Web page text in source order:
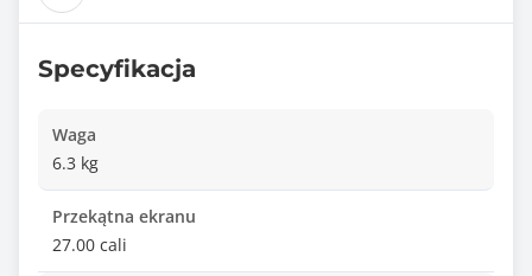
Specyfikacja
Waga
6.3 kg
Przekątna ekranu
27.00 cali